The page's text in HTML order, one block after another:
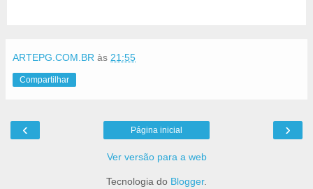
ARTEPG.COM.BR às 21:55
Compartilhar
‹ ›
Página inicial
Ver versão para a web
Tecnologia do Blogger.